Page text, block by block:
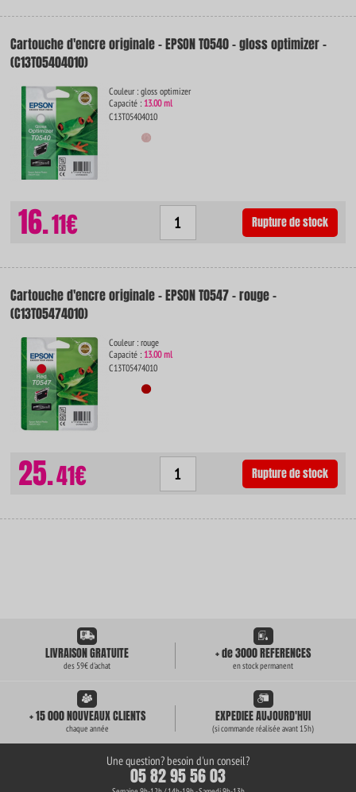
Cartouche d'encre originale - EPSON T0540 - gloss optimizer -
(C13T05404010)
Couleur : gloss optimizer
Capacité : 13.00 ml
C13T05404010
16.11€ Rupture de stock
Cartouche d'encre originale - EPSON T0547 - rouge -
(C13T05474010)
Couleur : rouge
Capacité : 13.00 ml
C13T05474010
25.41€ Rupture de stock
LIVRAISON GRATUITE
des 59€ d'achat
+ de 3000 REFERENCES
en stock permanent
+ 15 000 NOUVEAUX CLIENTS
chaque année
EXPEDIEE AUJOURD'HUI
(si commande réalisée avant 15h)
Une question? besoin d'un conseil?
05 82 95 56 03